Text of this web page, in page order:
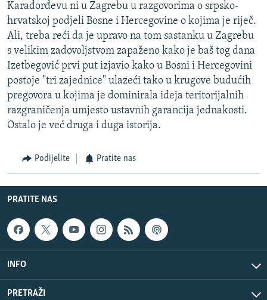
Karađorđevu ni u Zagrebu u razgovorima o srpsko-
hrvatskoj podjeli Bosne i Hercegovine o kojima je riječ.
Ali, treba reći da je upravo na tom sastanku u Zagrebu
s velikim zadovoljstvom zapaženo kako je baš tog dana
Izetbegović prvi put izjavio kako u Bosni i Hercegovini
postoje "tri zajednice" ulazeći tako u krugove budućih
pregovora u kojima je dominirala ideja teritorijalnih
razgraničenja umjesto ustavnih garancija jednakosti.
Ostalo je već druga i duga istorija.
Podijelite Pratite nas
PRATITE NAS
INFO
PRETRAŽI